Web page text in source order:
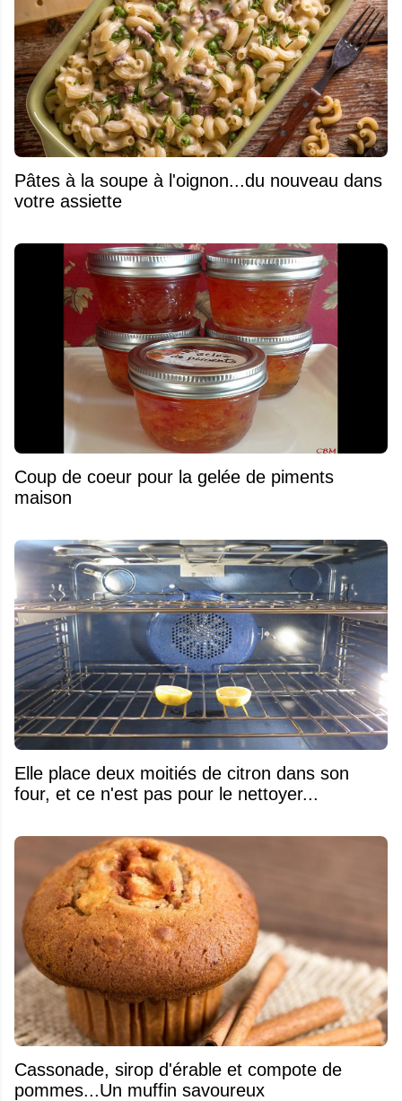
Pâtes à la soupe à l'oignon...du nouveau dans
votre assiette
Coup de coeur pour la gelée de piments
maison
Elle place deux moitiés de citron dans son
four, et ce n'est pas pour le nettoyer...
​Cassonade, sirop d'érable et compote de
pommes...Un muffin savoureux